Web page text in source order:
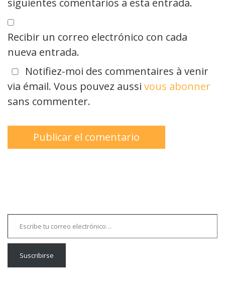
siguientes comentarios a esta entrada.
Recibir un correo electrónico con cada
nueva entrada.
Notifiez-moi des commentaires à venir
via émail. Vous pouvez aussi vous abonner
sans commenter.
Escribe tu correo electrónico…
Suscribirse